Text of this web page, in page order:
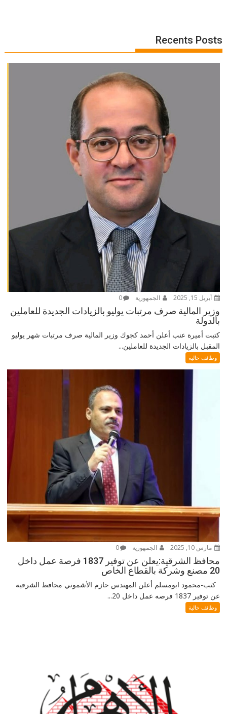
Recents Posts
أبريل 15, 2025 الجمهورية 0
وزير المالية صرف مرتبات يوليو بالزيادات الجديدة للعاملين
بالدولة
كتبت أميرة عنب أعلن أحمد كجوك وزير المالية صرف مرتبات شهر يوليو
المقبل بالزيادات الجديدة للعاملين...
وظائف خالية
مارس 10, 2025 الجمهورية 0
محافظ الشرقية:يعلن عن توفير 1837 فرصة عمل داخل
20 مصنع وشركة بالقطاع الخاص
كتب-محمود ابومسلم أعلن المهندس حازم الأشموني محافظ الشرقية
عن توفير 1837 فرصه عمل داخل 20...
وظائف خالية